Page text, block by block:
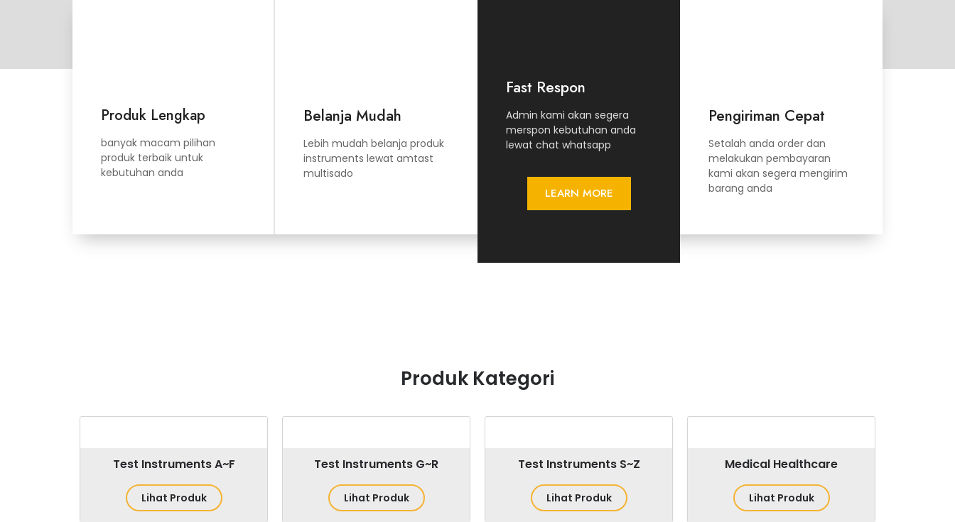
Produk Lengkap
banyak macam pilihan
produk terbaik untuk
kebutuhan anda
Belanja Mudah
Lebih mudah belanja produk
instruments lewat amtast
multisado
Fast Respon
Admin kami akan segera
merspon kebutuhan anda
lewat chat whatsapp
LEARN MORE
Pengiriman Cepat
Setalah anda order dan
melakukan pembayaran
kami akan segera mengirim
barang anda
Produk Kategori
Test Instruments A~F
Lihat Produk
Test Instruments G~R
Lihat Produk
Test Instruments S~Z
Lihat Produk
Medical Healthcare
Lihat Produk